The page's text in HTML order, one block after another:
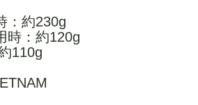
：約230g
：約120g
110g